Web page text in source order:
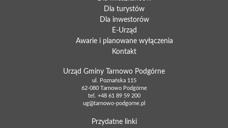
Dla turystów
Dla inwestorów
E-Urząd
Awarie i planowane wyłączenia
Kontakt
Urząd Gminy Tarnowo Podgórne
ul. Poznańska 115
62-080 Tarnowo Podgórne
tel. +48 61 89 59 200
ug@tarnowo-podgorne.pl
Przydatne linki